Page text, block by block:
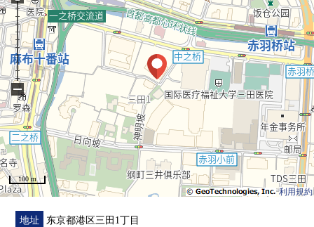
○ 住友不动产株式会社开发并分售×清星期三/奥村建设JV
○ 直接基础×制震构造
○ 2009年6月築
○ 翻新的自由起作用的骨架界内菲尔施工方法
○ 美与众不同的玻璃幕墙使用
○ 充实的礼宾服务
○ 高断热的复数层玻璃
○ 有人24小时的管理(※夜间保安)
0 宠物饲养可(使用有特殊规则)
0 在各层灰尘站有
■共用设施(部分收费)
0B1阶：大厅入口车道，兒童房，地方自治团体礼堂
利用規約
100 m
−
地址 东京都港区三田1丁目